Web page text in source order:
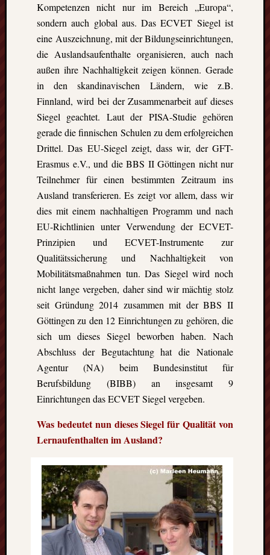
Kompetenzen nicht nur im Bereich „Europa“,
sondern auch global aus. Das ECVET Siegel ist
eine Auszeichnung, mit der Bildungseinrichtungen,
die Auslandsaufenthalte organisieren, auch nach
außen ihre Nachhaltigkeit zeigen können. Gerade
in den skandinavischen Ländern, wie z.B.
Finnland, wird bei der Zusammenarbeit auf dieses
Siegel geachtet. Laut der PISA-Studie gehören
gerade die finnischen Schulen zu dem erfolgreichen
Drittel. Das EU-Siegel zeigt, dass wir, der GFT-
Erasmus e.V., und die BBS II Göttingen nicht nur
Teilnehmer für einen bestimmten Zeitraum ins
Ausland transferieren. Es zeigt vor allem, dass wir
dies mit einem nachhaltigen Programm und nach
EU-Richtlinien unter Verwendung der ECVET-
Prinzipien und ECVET-Instrumente zur
Qualitätssicherung und Nachhaltigkeit von
Mobilitätsmaßnahmen tun. Das Siegel wird noch
nicht lange vergeben, daher sind wir mächtig stolz
seit Gründung 2014 zusammen mit der BBS II
Göttingen zu den 12 Einrichtungen zu gehören, die
sich um dieses Siegel beworben haben. Nach
Abschluss der Begutachtung hat die Nationale
Agentur (NA) beim Bundesinstitut für
Berufsbildung (BIBB) an insgesamt 9
Einrichtungen das ECVET Siegel vergeben.
Was bedeutet nun dieses Siegel für Qualität von
Lernaufenthalten im Ausland?